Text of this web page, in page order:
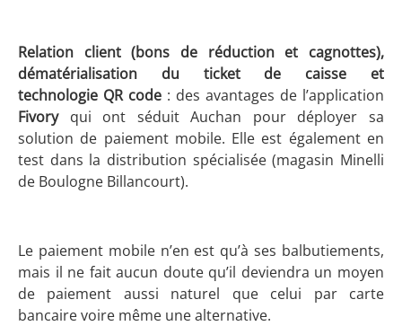
Relation client (bons de réduction et cagnottes),
dématérialisation du ticket de caisse et
technologie QR code : des avantages de l’application
Fivoryqui ont séduit Auchan pour déployer sa
solution de paiement mobile. Elle est également en
test dans la distribution spécialisée (magasin Minelli
de Boulogne Billancourt).
Le paiement mobile n’en est qu’à ses balbutiements,
mais il ne fait aucun doute qu’il deviendra un moyen
de paiement aussi naturel que celui par carte
bancaire voire même une alternative.